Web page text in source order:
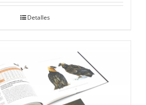
Detalles